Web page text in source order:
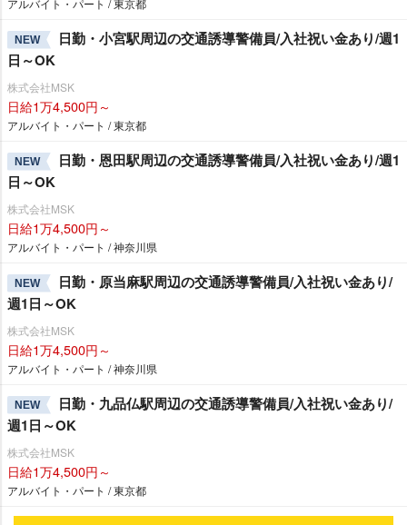
NEW
日勤・小宮駅周辺の交通誘導警備員/入社祝い金あり/週1
日～OK
株式会社MSK
日給1万4,500円～
アルバイト・パート / 東京都
NEW
日勤・恩田駅周辺の交通誘導警備員/入社祝い金あり/週1
日～OK
株式会社MSK
日給1万4,500円～
アルバイト・パート / 神奈川県
NEW
日勤・原当麻駅周辺の交通誘導警備員/入社祝い金あり/
週1日～OK
株式会社MSK
日給1万4,500円～
アルバイト・パート / 神奈川県
NEW
日勤・九品仏駅周辺の交通誘導警備員/入社祝い金あり/
週1日～OK
株式会社MSK
日給1万4,500円～
アルバイト・パート / 東京都